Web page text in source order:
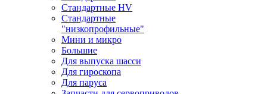
Стандартные HV
Стандартные
"низкопрофильные"
Мини и микро
Большие
Для выпуска шасси
Для гироскопа
Для паруса